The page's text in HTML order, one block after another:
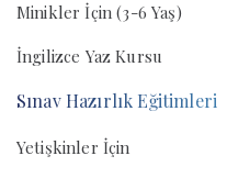
Minikler İçin (3-6 Yaş)
İngilizce Yaz Kursu
Sınav Hazırlık Eğitimleri
Yetişkinler İçin